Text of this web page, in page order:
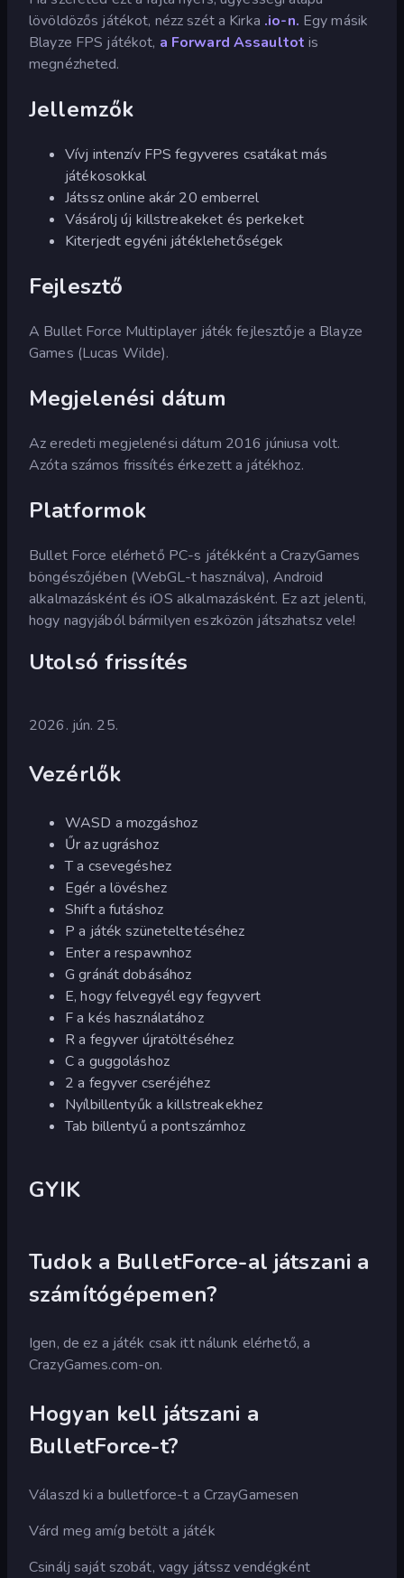
lövöldözős játékot, nézz szét a Kirka .io-n. Egy másik
Blayze FPS játékot, a Forward Assaultot is
megnézheted.
Jellemzők
Vívj intenzív FPS fegyveres csatákat más
játékosokkal
Játssz online akár 20 emberrel
Vásárolj új killstreakeket és perkeket
Kiterjedt egyéni játéklehetőségek
Fejlesztő
A Bullet Force Multiplayer játék fejlesztője a Blayze
Games (Lucas Wilde).
Megjelenési dátum
Az eredeti megjelenési dátum 2016 júniusa volt.
Azóta számos frissítés érkezett a játékhoz.
Platformok
Bullet Force elérhető PC-s játékként a CrazyGames
böngészőjében (WebGL-t használva), Android
alkalmazásként és iOS alkalmazásként. Ez azt jelenti,
hogy nagyjából bármilyen eszközön játszhatsz vele!
Utolsó frissítés
2026. jún. 25.
Vezérlők
WASD a mozgáshoz
Űr az ugráshoz
T a csevegéshez
Egér a lövéshez
Shift a futáshoz
P a játék szüneteltetéséhez
Enter a respawnhoz
G gránát dobásához
E, hogy felvegyél egy fegyvert
F a kés használatához
R a fegyver újratöltéséhez
C a guggoláshoz
2 a fegyver cseréjéhez
Nyílbillentyűk a killstreakekhez
Tab billentyű a pontszámhoz
GYIK
Tudok a BulletForce-al játszani a
számítógépemen?
Igen, de ez a játék csak itt nálunk elérhető, a
CrazyGames.com-on.
Hogyan kell játszani a
BulletForce-t?
Válaszd ki a bulletforce-t a CrzayGamesen
Várd meg amíg betölt a játék
Csinálj saját szobát, vagy játssz vendégként